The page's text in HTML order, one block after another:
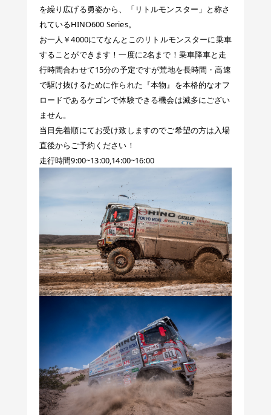
を繰り広げる勇姿から、「リトルモンスター」と称さ
れているHINO600 Series。
お一人￥4000にてなんとこのリトルモンスターに乗車
することができます！一度に2名まで！乗車降車と走
行時間合わせて15分の予定ですが荒地を長時間・高速
で駆け抜けるために作られた『本物』を本格的なオフ
ロードであるケゴンで体験できる機会は滅多にござい
ません。
当日先着順にてお受け致しますのでご希望の方は入場
直後からご予約ください！
走行時間9:00~13:00,14:00~16:00